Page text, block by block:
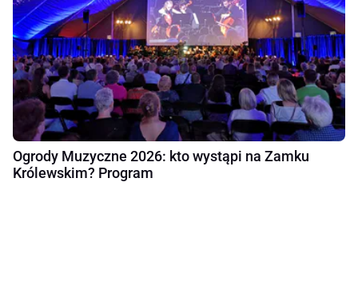
Ogrody Muzyczne 2026: kto wystąpi na Zamku
Królewskim? Program